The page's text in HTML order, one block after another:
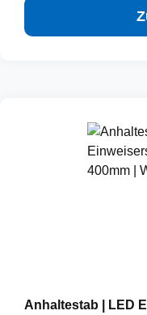
Anhaltestab | LED